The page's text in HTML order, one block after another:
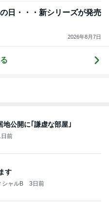
日・・・新シリーズが発売
2026年8月7日
地公開に｢謙虚な部屋｣
日前
す
シャルB 3日前